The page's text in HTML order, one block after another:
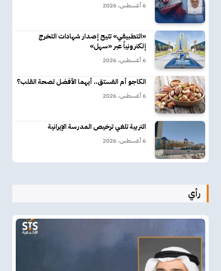
6 أغسطس، 2026
«التطبيقي» تتيح إصدار شهادات التخرج
إلكترونياً عبر «سهل»
6 أغسطس، 2026
الكاجو أم الفستق.. أيهما الأفضل لصحة القلب؟
6 أغسطس، 2026
التربية تلغي ترخيص المدرسة الإيرانية
6 أغسطس، 2026
رأي